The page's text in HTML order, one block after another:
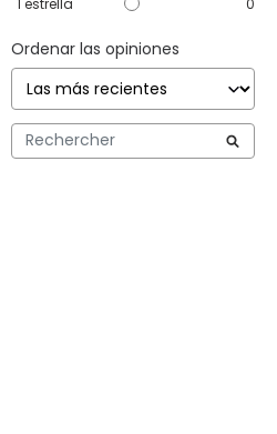
1 estrella 0
Ordenar las opiniones